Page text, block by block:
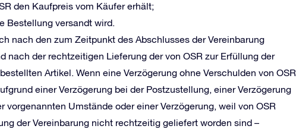
den Kaufpreis vom Käufer erhält;
Bestellung versandt wird.
nach den zum Zeitpunkt des Abschlusses der Vereinbarung
nach der rechtzeitigen Lieferung der von OSR zur Erfüllung der
Artikel. Wenn eine Verzögerung ohne Verschulden von OSR
einer Verzögerung bei der Postzustellung, einer Verzögerung
vorgenannten Umstände oder einer Verzögerung, weil von OSR
der Vereinbarung nicht rechtzeitig geliefert worden sind –